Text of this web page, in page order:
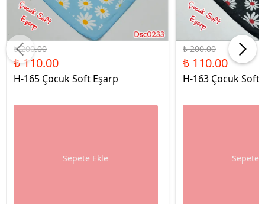
%45 İndirim
₺ 200.00
₺ 110.00
H-165 Çocuk Soft Eşarp
Sepete Ekle
%45 İndirim
₺ 200.00
₺ 110.00
H-163 Çocuk Soft
Sepete